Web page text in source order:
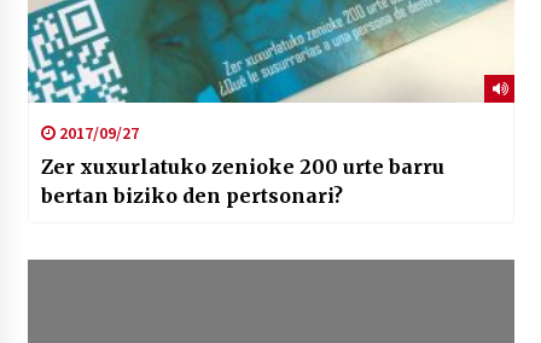
2017/09/27
Zer xuxurlatuko zenioke 200 urte barru
bertan biziko den pertsonari?